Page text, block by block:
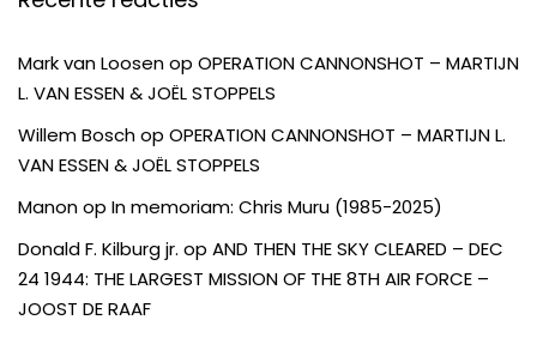
Mark van Loosenop OPERATION CANNONSHOT – MARTIJN
L. VAN ESSEN & JOËL STOPPELS
Willem Boschop OPERATION CANNONSHOT – MARTIJN L.
VAN ESSEN & JOËL STOPPELS
Manonop In memoriam: Chris Muru (1985-2025)
Donald F. Kilburg jr. op AND THEN THE SKY CLEARED – DEC
24 1944: THE LARGEST MISSION OF THE 8TH AIR FORCE –
JOOST DE RAAF